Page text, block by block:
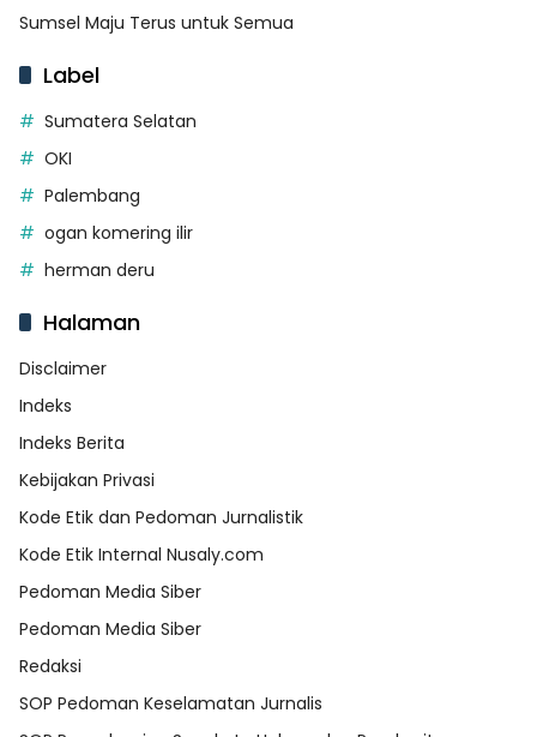
Sumsel Maju Terus untuk Semua
Label
Sumatera Selatan
OKI
Palembang
ogan komering ilir
herman deru
Halaman
Disclaimer
Indeks
Indeks Berita
Kebijakan Privasi
Kode Etik dan Pedoman Jurnalistik
Kode Etik Internal Nusaly.com
Pedoman Media Siber
Pedoman Media Siber
Redaksi
SOP Pedoman Keselamatan Jurnalis